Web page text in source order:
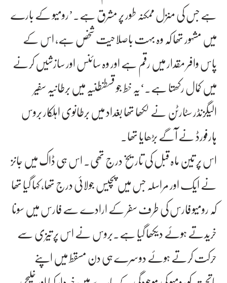
ہے جس کی منزل ممکنہ طور پر مشرق ہے۔’رومیو کے بارے
میں مشہور تھا کہ وہ بہت باصلاحیت شخص ہے، اس کے
پاس وافر مقدار میں رقم ہے اور وہ سائنس اور سازشیں کرنے
میں کمال رکھتا ہے۔‘یہ خط جو قسطنطنیہ میں برطانیہ سفیر
الیگزنڈر سٹارٹن نے لکھا تھا بغداد میں برطانوی اہلکار بروس
ہارفورڈ نے آگے بڑھایا تھا۔
اس پر تین ماہ قبل کی تاریخ درج تھی۔ اس ہی ڈاک میں جانز
نے ایک اور مراسلہ جس میں پچیس جولائی درج تھا، کہا گیا تھا
کہ رومیو فارس کی طرف سفر کے ارادے سے فارس میں سونا
خریدتے ہوئے دیکھا گیا ہے۔بروس نے اس پر تیزی سے
حرکت کرتے ہوئے دوسرے ہی دن مسقط میں اپنے